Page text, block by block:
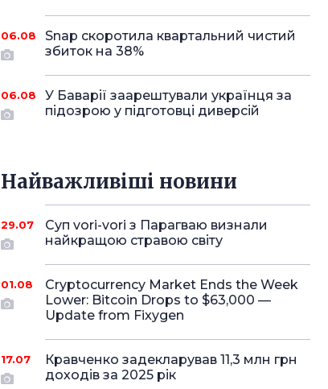
06.08
Snap скоротила квартальний чистий
збиток на 38%
06.08
У Баварії заарештували українця за
підозрою у підготовці диверсій
Найважливіші новини
29.07
Суп vori-vori з Парагваю визнали
найкращою стравою світу
01.08
Cryptocurrency Market Ends the Week
Lower: Bitcoin Drops to $63,000 —
Update from Fixygen
17.07
Кравченко задекларував 11,3 млн грн
доходів за 2025 рік